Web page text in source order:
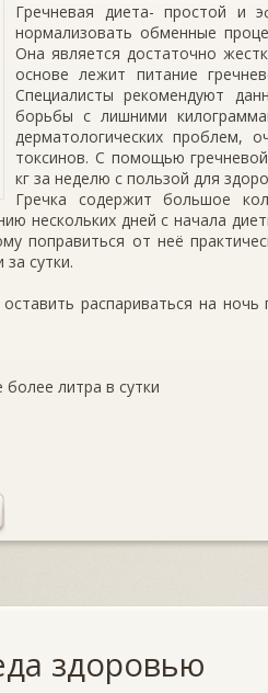
Гречневая диета- простой и
нормализовать обменные
Она является достаточно
основе лежит питание
Специалисты рекомендуют
борьбы с лишними
дерматологических проблем,
токсинов. С помощью
кг за неделю с пользой для
Гречка содержит большое
нескольких дней с начала
поправиться от неё
сутки.
распариваться на
литра в сутки
здоровью